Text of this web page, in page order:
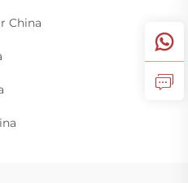
China